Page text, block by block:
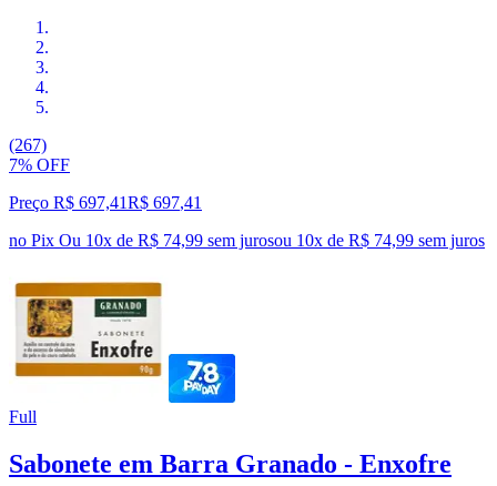
(267)
7% OFF
Preço R$ 697,41R$ 697,41
no Pix Ou 10x de R$ 74,99 sem jurosou 10x de R$ 74,99 sem juros
Full
Sabonete em Barra Granado - Enxofre